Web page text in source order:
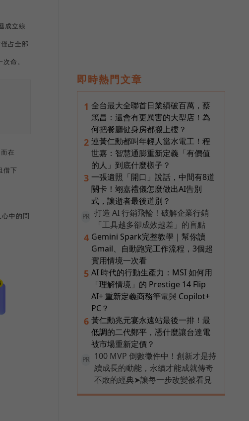
成立線
占全部
命。
在
借下
中的問
即時熱門文章
1 全台最大全聯首日業績破百萬，蔡
篤昌：還會有更厲害的大型店！為
何把餐廳健身房都搬上樓？
2 連黃仁勳都叫年輕人當水電工！程
世嘉：智慧通膨重新定義「有價值
的人」到底什麼樣子？
3 一張遺照「開口」說話，中間有8道
關卡！翊嘉禮儀怎麼做出AI告別
式，讓逝者最後道別？
PR
打造 AI 行銷飛輪！破解企業行銷
「工具越多卻成效越差」的盲點
4 Gemini Spark完整教學｜幫你讀
Gmail、自動跑完工作流程，3個超
實用情境一次看
5 AI 時代的行動生產力：MSI 如何用
「理解情境」的 Prestige 14 Flip
AI+ 重新定義商務筆電與 Copilot+
PC？
6 黃仁勳兆元宴永遠站最後一排！最
低調的二代鄭平，憑什麼讓台達電
被市場重新定價？
PR
100 MVP 倒數徵件中！創新才是持
續成長的動能，永續才能成就傳奇
不敗的經典➤讓每一步改變被看見